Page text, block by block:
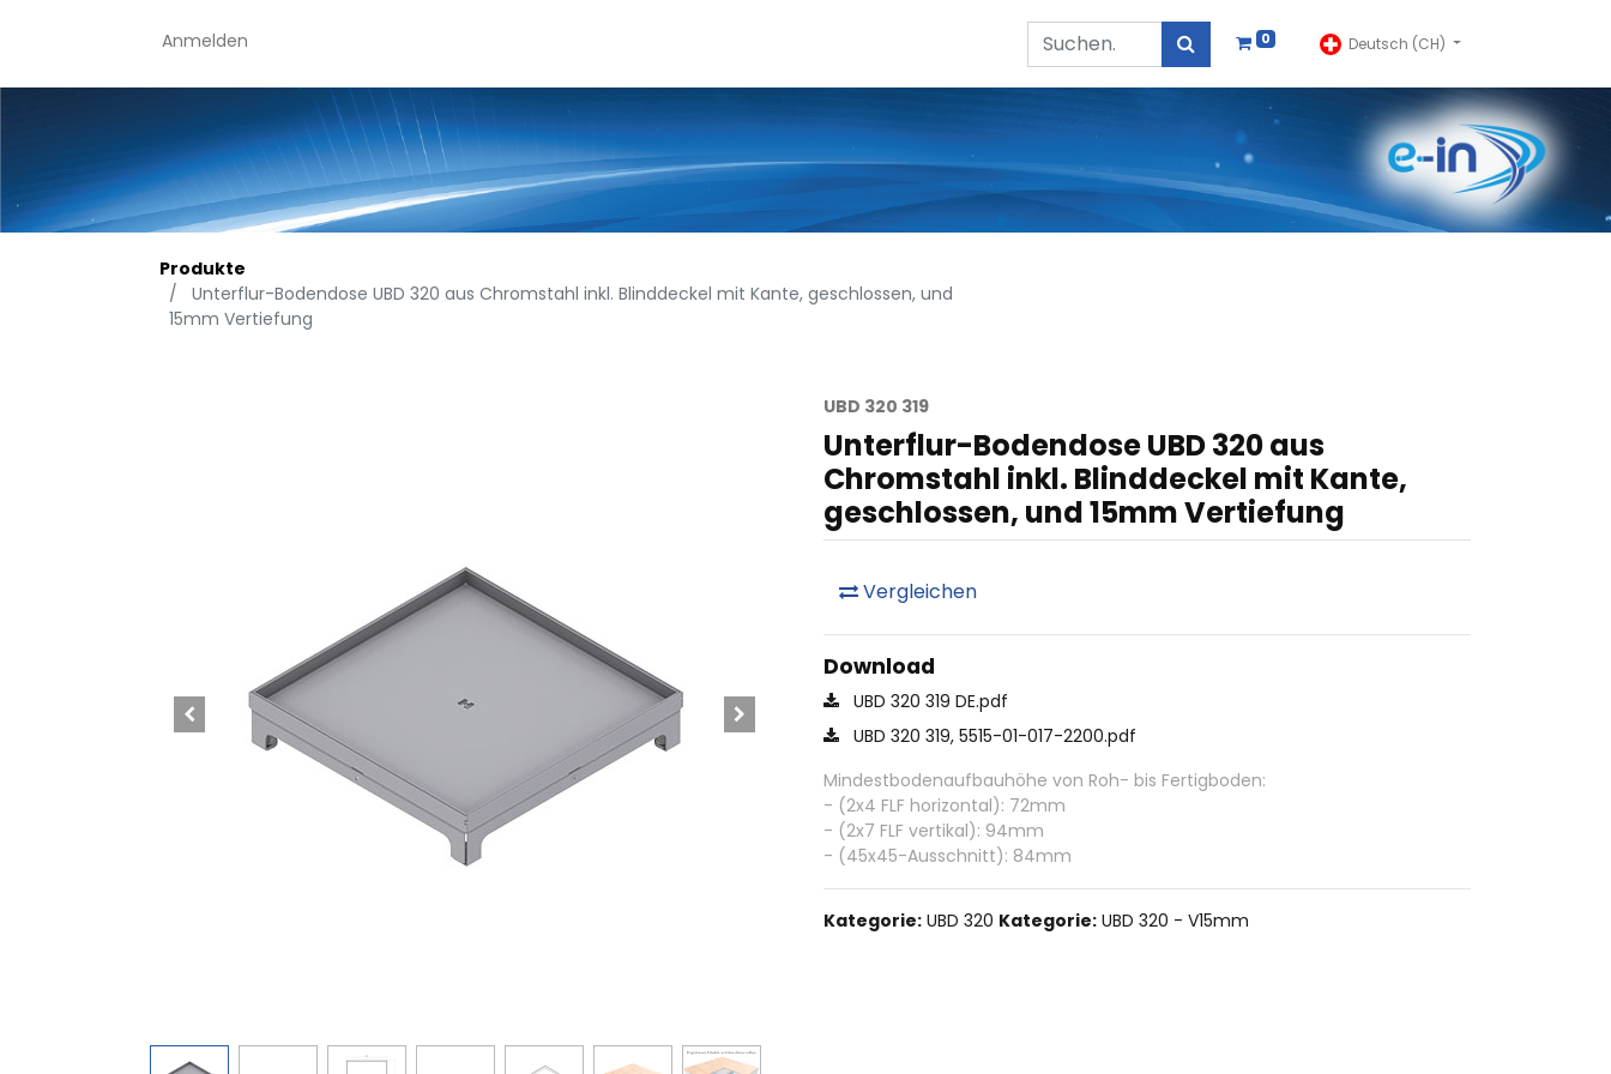
Anmelden 0 Deutsch (CH)
Produkte
Unterflur-Bodendose UBD 320 aus Chromstahl inkl. Blinddeckel mit Kante, geschlossen, und
15mm Vertiefung
UBD 320 319
Unterflur-Bodendose UBD 320 aus
Chromstahl inkl. Blinddeckel mit Kante,
geschlossen, und 15mm Vertiefung
Vergleichen
Download
UBD 320 319 DE.pdf
UBD 320 319, 5515-01-017-2200.pdf
Mindestbodenaufbauhöhe von Roh- bis Fertigboden:
- (2x4 FLF horizontal): 72mm
- (2x7 FLF vertikal): 94mm
- (45x45-Ausschnitt): 84mm
Kategorie: UBD 320 Kategorie: UBD 320 - V15mm